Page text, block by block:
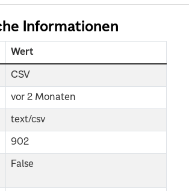
Informationen
Wert
CSV
vor 2 Monaten
text/csv
902
False